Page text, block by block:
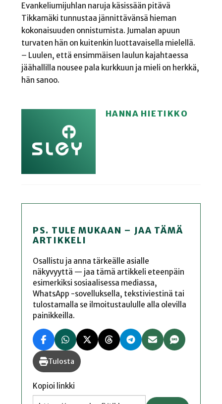
Evankeliumijuhlan naruja käsissään pitävä
Tikkamäki tunnustaa jännittävänsä hieman
kokonaisuuden onnistumista. Jumalan apuun
turvaten hän on kuitenkin luottavaisella mielellä.
– Luulen, että ensimmäisen laulun kajahtaessa
jäähallilla nousee pala kurkkuun ja mieli on herkkä,
hän sanoo.
HANNA HIETIKKO
PS. TULE MUKAAN – JAA TÄMÄ
ARTIKKELI
Osallistu ja anna tärkeälle asialle
näkyvyyttä — jaa tämä artikkeli eteenpäin
esimerkiksi sosiaalisessa mediassa,
WhatsApp -sovelluksella, tekstiviestinä tai
tulostamalla se ilmoitustaululle alla olevilla
painikkeilla.
Tulosta
Kopioi linkki